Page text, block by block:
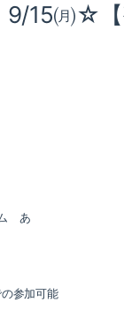
9/15㈪☆
ム あ
参加可能